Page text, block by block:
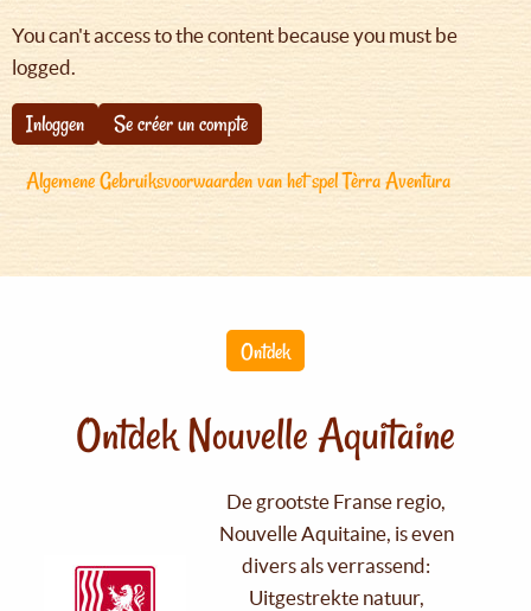
You can't access to the content because you must be
logged.
Inloggen
Se créer un compte
Algemene Gebruiksvoorwaarden van het spel Tèrra Aventura
Ontdek
Ontdek Nouvelle Aquitaine
De grootste Franse regio,
Nouvelle Aquitaine, is even
divers als verrassend:
Uitgestrekte natuur,